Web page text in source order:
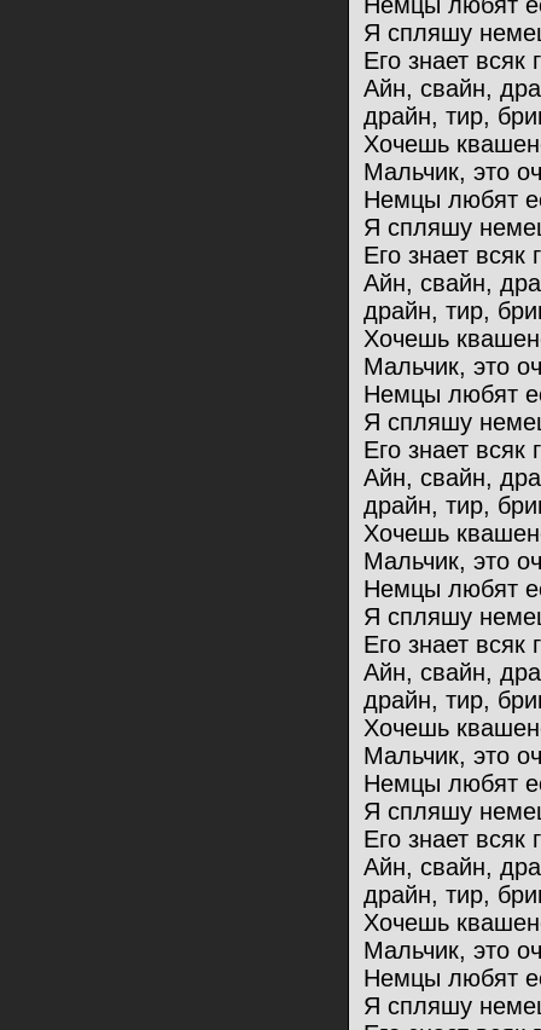
Я спляшу
Его знает всяк
Айн, свайн,
драйн, тир,
Хочешь
Мальчик, это
Немцы любят
Я спляшу
Его знает всяк
Айн, свайн,
драйн, тир,
Хочешь
Мальчик, это
Немцы любят
Я спляшу
Его знает всяк
Айн, свайн,
драйн, тир,
Хочешь
Мальчик, это
Немцы любят
Я спляшу
Его знает всяк
Айн, свайн,
драйн, тир,
Хочешь
Мальчик, это
Немцы любят
Я спляшу
Его знает всяк
Айн, свайн,
драйн, тир,
Хочешь
Мальчик, это
Немцы любят
Я спляшу